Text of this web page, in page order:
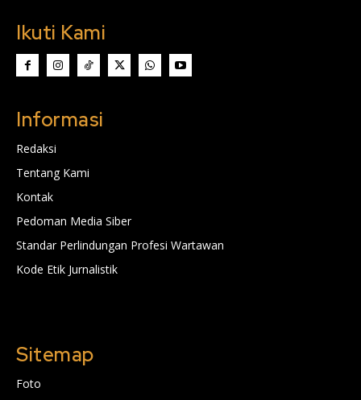
Ikuti Kami
Informasi
Redaksi
Tentang Kami
Kontak
Pedoman Media Siber
Standar Perlindungan Profesi Wartawan
Kode Etik Jurnalistik
Sitemap
Foto